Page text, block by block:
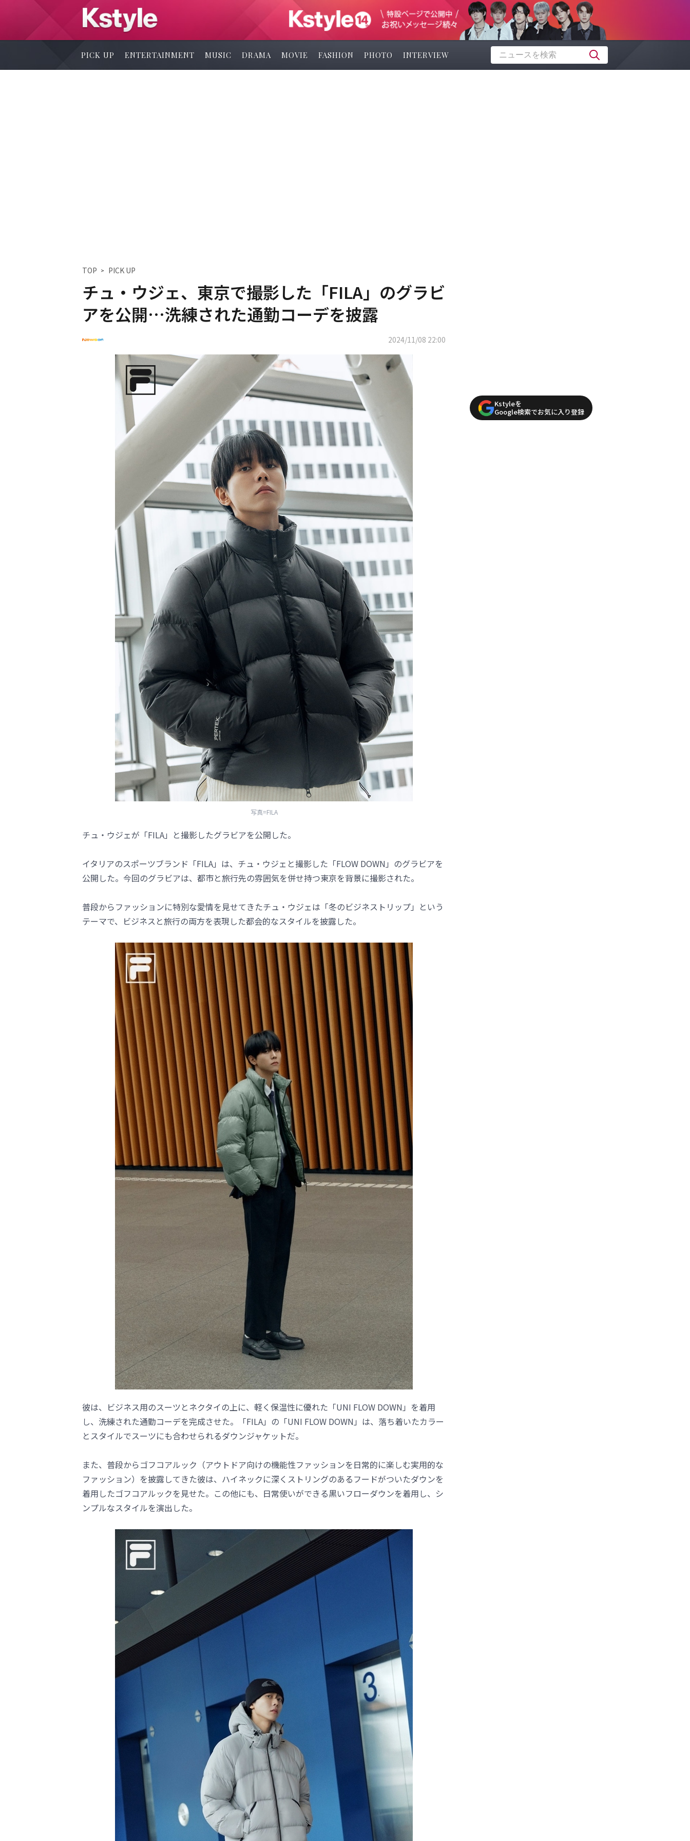
PICK UP ENTERTAINMENT MUSIC DRAMA MOVIE FASHION PHOTO INTERVIEW
TOP PICK UP
チュ・ウジェ、東京で撮影した「FILA」のグラビ
アを公開…洗練された通勤コーデを披露
2024/11/08 22:00
写真=FILA
チュ・ウジェが「FILA」と撮影したグラビアを公開した。
イタリアのスポーツブランド「FILA」は、チュ・ウジェと撮影した「FLOW DOWN」のグラビアを
公開した。今回のグラビアは、都市と旅行先の雰囲気を併せ持つ東京を背景に撮影された。
普段からファッションに特別な愛情を見せてきたチュ・ウジェは「冬のビジネストリップ」という
テーマで、ビジネスと旅行の両方を表現した都会的なスタイルを披露した。
彼は、ビジネス用のスーツとネクタイの上に、軽く保温性に優れた「UNI FLOW DOWN」を着用
し、洗練された通勤コーデを完成させた。「FILA」の「UNI FLOW DOWN」は、落ち着いたカラー
とスタイルでスーツにも合わせられるダウンジャケットだ。
また、普段からゴフコアルック（アウトドア向けの機能性ファッションを日常的に楽しむ実用的な
ファッション）を披露してきた彼は、ハイネックに深くストリングのあるフードがついたダウンを
着用したゴフコアルックを見せた。この他にも、日常使いができる黒いフローダウンを着用し、シ
ンプルなスタイルを演出した。
Kstyleを
Google検索でお気に入り登録